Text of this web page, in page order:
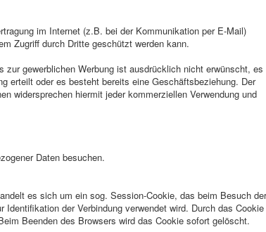
im Internet (z.B. bei der Kommunikation per E-Mail)
Zugriff durch Dritte geschützt werden kann.
zur gewerblichen Werbung ist ausdrücklich nicht erwünscht, es
erteilt oder es besteht bereits eine Geschäftsbeziehung. Der
widersprechen hiermit jeder kommerziellen Verwendung und
Daten besuchen.
es sich um ein sog. Session-Cookie, das beim Besuch der
der Verbindung verwendet wird. Durch das Cookie
Beenden des Browsers wird das Cookie sofort gelöscht.